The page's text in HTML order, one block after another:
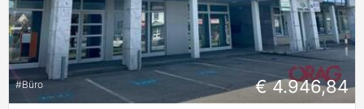
#Büro € 4.946,84